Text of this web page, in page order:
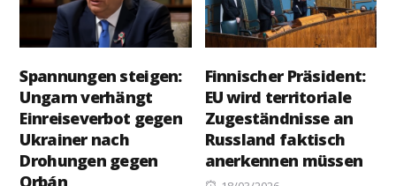
Spannungen steigen:
Ungarn verhängt
Einreiseverbot gegen
Ukrainer nach
Drohungen gegen
Orbán
Finnischer Präsident:
EU wird territoriale
Zugeständnisse an
Russland faktisch
anerkennen müssen